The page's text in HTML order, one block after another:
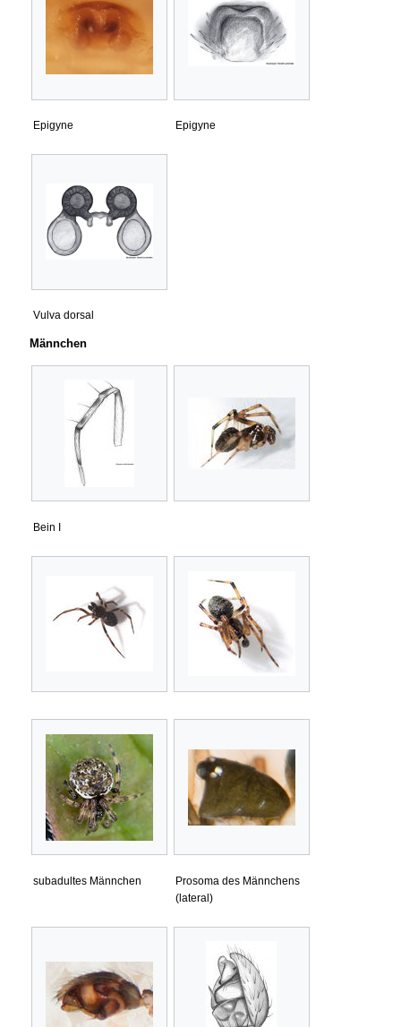
Epigyne Epigyne
Vulva dorsal
Männchen
Bein I
subadultes Männchen
Prosoma des Männchens
(lateral)